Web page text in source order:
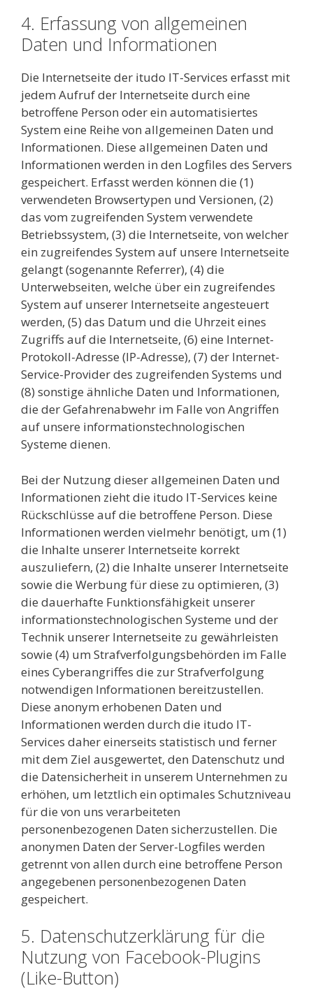
4. Erfassung von allgemeinen
Daten und Informationen
Die Internetseite der itudo IT-Services erfasst mit
jedem Aufruf der Internetseite durch eine
betroffene Person oder ein automatisiertes
System eine Reihe von allgemeinen Daten und
Informationen. Diese allgemeinen Daten und
Informationen werden in den Logfiles des Servers
gespeichert. Erfasst werden können die (1)
verwendeten Browsertypen und Versionen, (2)
das vom zugreifenden System verwendete
Betriebssystem, (3) die Internetseite, von welcher
ein zugreifendes System auf unsere Internetseite
gelangt (sogenannte Referrer), (4) die
Unterwebseiten, welche über ein zugreifendes
System auf unserer Internetseite angesteuert
werden, (5) das Datum und die Uhrzeit eines
Zugriffs auf die Internetseite, (6) eine Internet-
Protokoll-Adresse (IP-Adresse), (7) der Internet-
Service-Provider des zugreifenden Systems und
(8) sonstige ähnliche Daten und Informationen,
die der Gefahrenabwehr im Falle von Angriffen
auf unsere informationstechnologischen
Systeme dienen.
Bei der Nutzung dieser allgemeinen Daten und
Informationen zieht die itudo IT-Services keine
Rückschlüsse auf die betroffene Person. Diese
Informationen werden vielmehr benötigt, um (1)
die Inhalte unserer Internetseite korrekt
auszuliefern, (2) die Inhalte unserer Internetseite
sowie die Werbung für diese zu optimieren, (3)
die dauerhafte Funktionsfähigkeit unserer
informationstechnologischen Systeme und der
Technik unserer Internetseite zu gewährleisten
sowie (4) um Strafverfolgungsbehörden im Falle
eines Cyberangriffes die zur Strafverfolgung
notwendigen Informationen bereitzustellen.
Diese anonym erhobenen Daten und
Informationen werden durch die itudo IT-
Services daher einerseits statistisch und ferner
mit dem Ziel ausgewertet, den Datenschutz und
die Datensicherheit in unserem Unternehmen zu
erhöhen, um letztlich ein optimales Schutzniveau
für die von uns verarbeiteten
personenbezogenen Daten sicherzustellen. Die
anonymen Daten der Server-Logfiles werden
getrennt von allen durch eine betroffene Person
angegebenen personenbezogenen Daten
gespeichert.
5. Datenschutzerklärung für die
Nutzung von Facebook-Plugins
(Like-Button)